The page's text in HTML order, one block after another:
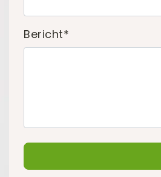
Bericht*